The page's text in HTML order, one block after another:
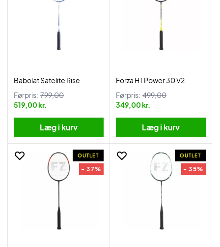
Babolat Satelite Rise
Førpris: 799,00
519,00 kr.
Læg i kurv
Forza HT Power 30 V2
Førpris: 499,00
349,00 kr.
Læg i kurv
OUTLET
- 37%
OUTLET
- 35%